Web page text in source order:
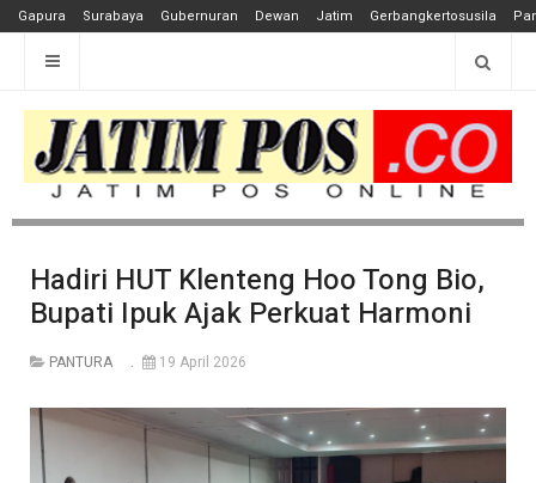
Gapura Surabaya Gubernuran Dewan Jatim Gerbangkertosusila
Hadiri HUT Klenteng Hoo Tong Bio,
Bupati Ipuk Ajak Perkuat Harmoni
PANTURA 19 April 2026